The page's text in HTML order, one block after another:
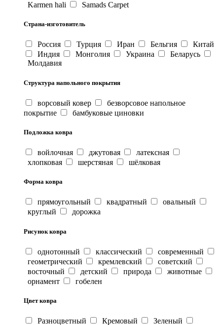
Karmen hali
Samads Carpet
Страна-изготовитель
Россия Турция Иран Бельгия
Китай
Индия
Монголия Украина
Беларусь
Молдавия
Структура напольного покрытия
ворсовый ковер
безворсовое напольное
покрытие
бамбуковые циновки
Подложка ковра
войлочная джутовая
латексная
хлопковая
шерстяная шёлковая
Форма ковра
прямоугольный квадратный
овальный
круглый
дорожка
Рисунок ковра
однотонный классический
современный
геометрический
кремлевский
советский
восточный
детский природа
животные
орнамент
гобелен
Цвет ковра
Разноцветный Кремовый
Зеленый